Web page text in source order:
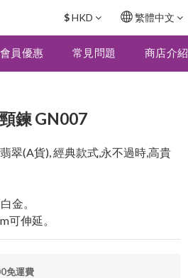
$HKD 繁體中文
會員優惠 常見問題 商店介紹
鍊 GN007
翠(A貨), 經典款式,永不過時,高貴
金。
可伸延。
免運費